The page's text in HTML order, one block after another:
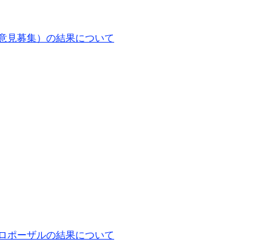
見募集）の結果について
ポーザルの結果について